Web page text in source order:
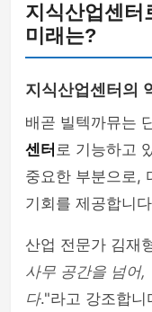
지식산업센터
미래는?
지식산업센터의
배곧 빌텍까뮤는
센터 로 기능하고
중요한 부분으로,
기회를 제공합니
산업 전문가 김재
사무 공간을 넘어,
다."라고 강조합니